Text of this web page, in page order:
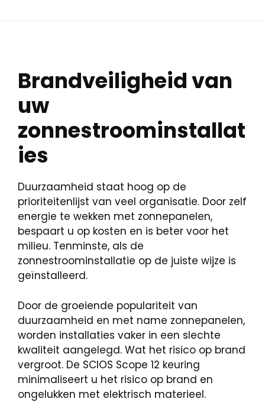
Brandveiligheid van
uw
zonnestroominstallat
ies
Duurzaamheid staat hoog op de
prioriteitenlijst van veel organisatie. Door zelf
energie te wekken met zonnepanelen,
bespaart u op kosten en is beter voor het
milieu. Tenminste, als de
zonnestroominstallatie op de juiste wijze is
geïnstalleerd.
Door de groeiende populariteit van
duurzaamheid en met name zonnepanelen,
worden installaties vaker in een slechte
kwaliteit aangelegd. Wat het risico op brand
vergroot. De SCIOS Scope 12 keuring
minimaliseert u het risico op brand en
ongelukken met elektrisch materieel.